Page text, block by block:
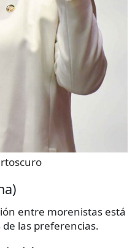
entre morenistas está
las preferencias.